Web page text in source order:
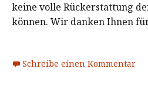
keine volle Rückerstattung
können. Wir danken Ihnen
Schreibe einen Kommentar